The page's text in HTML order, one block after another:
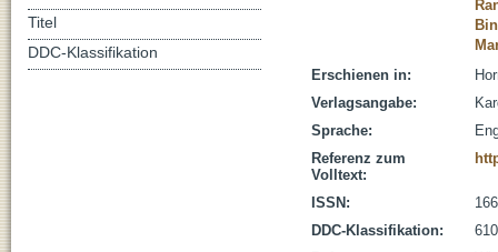
Erschienen in:
Verlagsangabe:
Sprache:
Referenz zum
Volltext:
ISSN:
DDC-Klassifikation:
Titel
DDC-Klassifikation